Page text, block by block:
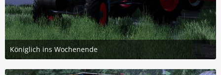
Königlich ins Wochenende
12. Juni 2026 um 17:08
4